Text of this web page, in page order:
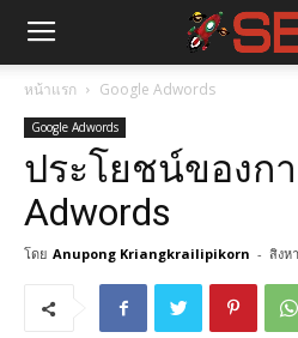
หน้าแรก Google Adwords
Google Adwords
ประโยชน์ของก
Adwords
โดย Anupong Kriangkrailipikorn - สิงห